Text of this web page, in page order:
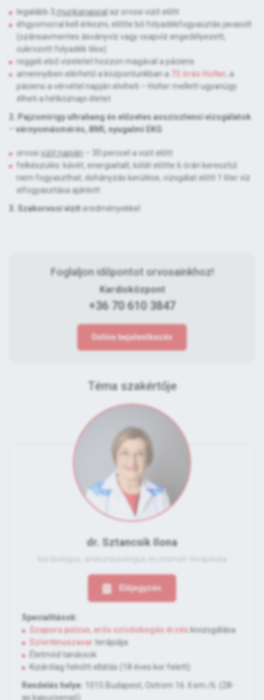
legalább 3 munkanappal az orvosi vizit előtt
éhgyomorral kell érkezni, előtte bő folyadékfogyasztás javasolt
(szánsavmentes ásványvíz vagy csapvíz engedélyezett,
cukrozott folyadék tilos)
reggeli első vizeletet hozzon magával a páciens
amennyiben elérhető a központunkban a
72 órás Holter, a
páciens a vérvétel napján elviheti – Holter mellett ugyanúgy
élheti a hétköznapi életet
2. Pajzsmirigy ultrahangéselőzetes asszisztensi vizsgálatok
vérnyomásmérés, BMI, nyugalmi EKG
orvosi vizit napján – 30 perccel a vizit előtt
felkészülés: kávét, energiaitalt, kólát előtte 6 órán keresztül
nem fogyaszthat, dohányzás kerülése, vizsgálat előtt 1 liter víz
elfogyasztása ajánlott
3. Szakorvosi vizit eredményekkel
Foglaljon időpontot orvosainkhoz!
Kardioközpont
+36 70 610 3847
Online bejelentkezés
Téma szakértője
dr. Sztancsik Ilona
Előjegyzés
Specialitások:
Szapora pulzus, erős szívdobogás érzés kivizsgálása
Szívritmuszavar terápiája
Életmód tanácsok
Kizárólag felnőtt ellátás (18 éves kor felett)
Rendelés helye:
1015 Budapest, Ostrom 16. II.em./6. (28-
as kapucsengő)